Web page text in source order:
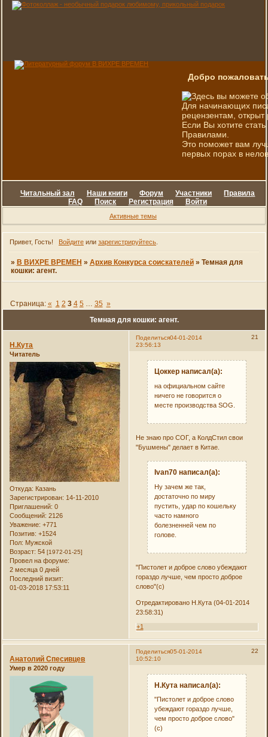
Добро
Здесь вы можете
Для начинающих
рецензентам, открыт
Если Вы хотите
Правилами.
Это поможет вам
первых порах в
Читальный зал Наши книги Форум Участники
Правила
FAQ
Поиск Регистрация Войти
Активные темы
Привет, Гость! Войдитеили зарегистрируйтесь.
» В ВИХРЕ ВРЕМЕН » Архив Конкурса соискателей » Темная для
кошки: агент.
Темная для кошки: агент.
Страница: « 1 2 3 4 5 … 35 »
Поделиться 21
04-01-2014
23:56:13
Н.Кута
Читатель
Откуда: Казань
Зарегистрирован: 14-11-2010
Приглашений: 0
Сообщений: 2126
Уважение: +771
Позитив: +1524
Пол: Мужской
Возраст: 54[1972-01-25]
Провел на форуме:
2 месяца 0 дней
Последний визит:
01-03-2018 17:53:11
Цоккер написал(а):
на официальном сайте
ничего не говорится о
месте производства SOG.
Не знаю про СОГ, а КолдСтил свои
"Бушмены" делает в Китае.
Ivan70 написал(а):
Ну зачем же так,
достаточно по миру
пустить, удар по кошельку
часто намного
болезненней чем по
голове.
"Пистолет и доброе слово убеждают
гораздо лучше, чем просто доброе
слово"(с)
Отредактировано Н.Кута (04-01-2014
23:58:31)
+1
Поделиться 22
05-01-2014
10:52:10
Анатолий Спесивцев
Умер в 2020 году
Н.Кута написал(а):
"Пистолет и доброе слово
убеждают гораздо лучше,
чем просто доброе слово"
(с)